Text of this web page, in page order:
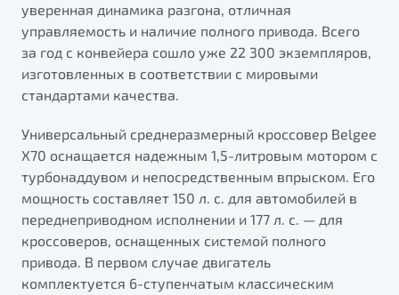
X70
Универсальный кроссовер
от 2 499 990 ₽*
Обзор В наличии
Автомобили в наличии
Тест-драйв
Автокредит
Спецпредложения
Будьте еще более уверены на дорогах с программой
"Помощь на дорогах"
Преимущества программы
Запись на сервис
Калькулятор ТО
Клиентская поддержка
уверенная динамика разгона, отличная
управляемость и наличие полного привода. Всего
за год с конвейера сошло уже 22 300 экземпляров,
изготовленных в соответствии с мировыми
стандартами качества.
Универсальный среднеразмерный кроссовер Belgee
X70 оснащается надежным 1,5-литровым мотором с
турбонаддувом и непосредственным впрыском. Его
мощность составляет 150 л. с. для автомобилей в
переднеприводном исполнении и 177 л. с. — для
кроссоверов, оснащенных системой полного
привода. В первом случае двигатель
комплектуется 6-ступенчатым классическим